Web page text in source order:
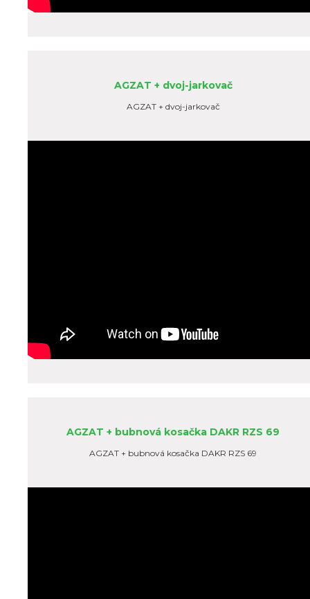
AGZAT + dvoj-jarkovač
AGZAT + dvoj-jarkovač
AGZAT + bubnová kosačka DAKR RZS 69
AGZAT + bubnová kosačka DAKR RZS 69